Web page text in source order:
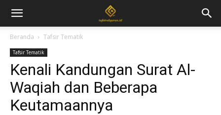
Beranda Tafsir Tematik
Tafsir Tematik
Kenali Kandungan Surat Al-
Waqiah dan Beberapa
Keutamaannya